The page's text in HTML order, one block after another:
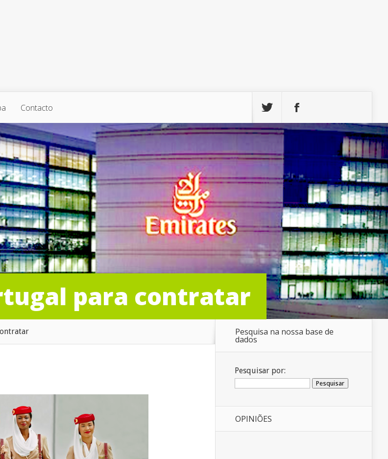
Contacto
para contratar
Pesquisa na nossa base de
dados
Pesquisar por:
OPINIÕES